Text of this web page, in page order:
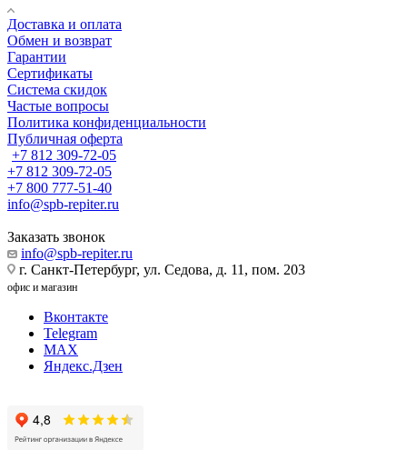
Доставка и оплата
Обмен и возврат
Гарантии
Сертификаты
Система скидок
Частые вопросы
Политика конфиденциальности
Публичная оферта
+7 812 309-72-05
+7 812 309-72-05
+7 800 777-51-40
info@spb-repiter.ru
Заказать звонок
info@spb-repiter.ru
г. Санкт-Петербург, ул. Седова, д. 11, пом. 203
офис и магазин
Вконтакте
Telegram
MAX
Яндекс.Дзен